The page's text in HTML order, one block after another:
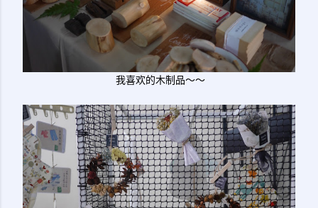
我喜欢的木制品～～